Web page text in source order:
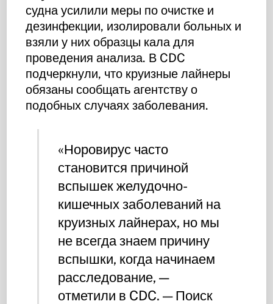
судна усилили меры по очистке и
дезинфекции, изолировали больных и
взяли у них образцы кала для
проведения анализа. В CDC
подчеркнули, что круизные лайнеры
обязаны сообщать агентству о
подобных случаях заболевания.
«Норовирус часто
становится причиной
вспышек желудочно-
кишечных заболеваний на
круизных лайнерах, но мы
не всегда знаем причину
вспышки, когда начинаем
расследование, —
отметили в CDC. — Поиск